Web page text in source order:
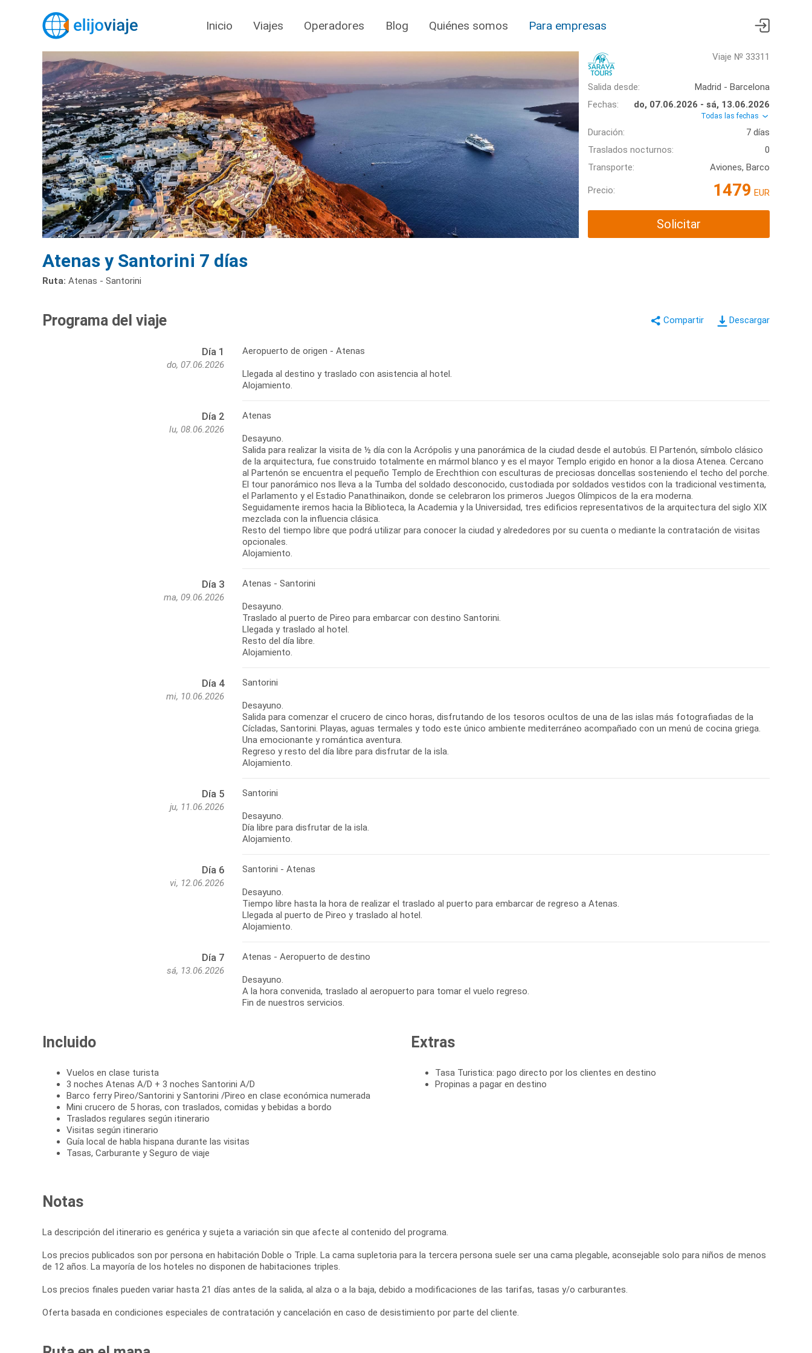
Inicio Viajes Operadores Blog Quiénes somos Para empresas
Viaje № 33311
Salida desde:
Madrid - Barcelona
Fechas:
do, 07.06.2026 - sá, 13.06.2026
Todas las fechas
Duración:
7 días
Traslados nocturnos:
0
Transporte:
Aviones, Barco
Precio: 1479 EUR
Solicitar
Atenas y Santorini 7 días
Ruta: Atenas - Santorini
Descargar
Programa del viaje
Día 1
do, 07.06.2026
Aeropuerto de origen - Atenas
Llegada al destino y traslado con asistencia al hotel.
Alojamiento.
Día 2
lu, 08.06.2026
Atenas
Desayuno.
Salida para realizar la visita de ½ día con la Acrópolis y una panorámica de la ciudad desde el autobús. El Partenón, símbolo clásico
de la arquitectura, fue construido totalmente en mármol blanco y es el mayor Templo erigido en honor a la diosa Atenea. Cercano
al Partenón se encuentra el pequeño Templo de Erechthion con esculturas de preciosas doncellas sosteniendo el techo del porche.
El tour panorámico nos lleva a la Tumba del soldado desconocido, custodiada por soldados vestidos con la tradicional vestimenta,
el Parlamento y el Estadio Panathinaikon, donde se celebraron los primeros Juegos Olímpicos de la era moderna.
Seguidamente iremos hacia la Biblioteca, la Academia y la Universidad, tres edificios representativos de la arquitectura del siglo XIX
mezclada con la influencia clásica.
Resto del tiempo libre que podrá utilizar para conocer la ciudad y alrededores por su cuenta o mediante la contratación de visitas
opcionales.
Alojamiento.
Día 3
ma, 09.06.2026
Atenas - Santorini
Desayuno.
Traslado al puerto de Pireo para embarcar con destino Santorini.
Llegada y traslado al hotel.
Resto del día libre.
Alojamiento.
Día 4
mi, 10.06.2026
Santorini
Desayuno.
Salida para comenzar el crucero de cinco horas, disfrutando de los tesoros ocultos de una de las islas más fotografiadas de la
Cícladas, Santorini. Playas, aguas termales y todo este único ambiente mediterráneo acompañado con un menú de cocina griega.
Una emocionante y romántica aventura.
Regreso y resto del día libre para disfrutar de la isla.
Alojamiento.
Día 5
ju, 11.06.2026
Santorini
Desayuno.
Día libre para disfrutar de la isla.
Alojamiento.
Día 6
vi, 12.06.2026
Santorini - Atenas
Desayuno.
Tiempo libre hasta la hora de realizar el traslado al puerto para embarcar de regreso a Atenas.
Llegada al puerto de Pireo y traslado al hotel.
Alojamiento.
Día 7
sá, 13.06.2026
Atenas - Aeropuerto de destino
Desayuno.
A la hora convenida, traslado al aeropuerto para tomar el vuelo regreso.
Fin de nuestros servicios.
Incluido
Vuelos en clase turista
3 noches Atenas A/D + 3 noches Santorini A/D
Barco ferry Pireo/Santorini y Santorini /Pireo en clase económica numerada
Mini crucero de 5 horas, con traslados, comidas y bebidas a bordo
Traslados regulares según itinerario
Visitas según itinerario
Guía local de habla hispana durante las visitas
Tasas, Carburante y Seguro de viaje
Extras
Tasa Turistica: pago directo por los clientes en destino
Propinas a pagar en destino
Notas
La descripción del itinerario es genérica y sujeta a variación sin que afecte al contenido del programa.
Los precios publicados son por persona en habitación Doble o Triple. La cama supletoria para la tercera persona suele ser una cama plegable, aconsejable solo para niños de menos
de 12 años. La mayoría de los hoteles no disponen de habitaciones triples.
Los precios finales pueden variar hasta 21 días antes de la salida, al alza o a la baja, debido a modificaciones de las tarifas, tasas y/o carburantes.
Oferta basada en condiciones especiales de contratación y cancelación en caso de desistimiento por parte del cliente.